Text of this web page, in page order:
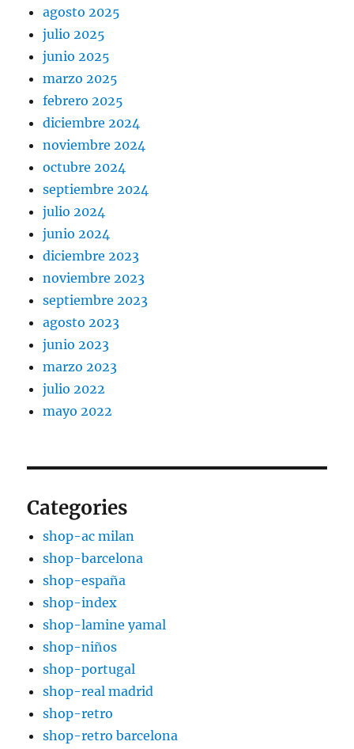
agosto 2025
julio 2025
junio 2025
marzo 2025
febrero 2025
diciembre 2024
noviembre 2024
octubre 2024
septiembre 2024
julio 2024
junio 2024
diciembre 2023
noviembre 2023
septiembre 2023
agosto 2023
junio 2023
marzo 2023
julio 2022
mayo 2022
Categories
shop-ac milan
shop-barcelona
shop-españa
shop-index
shop-lamine yamal
shop-niños
shop-portugal
shop-real madrid
shop-retro
shop-retro barcelona